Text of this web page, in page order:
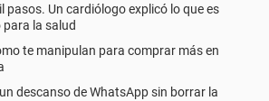
pasos. Un cardiólogo explicó lo que es
la salud
te manipulan para comprar más en
descanso de WhatsApp sin borrar la